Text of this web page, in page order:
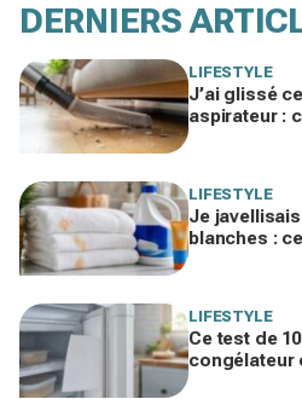
DERNIERS
LIFESTYLE
J’ai glissé
aspirateur :
LIFESTYLE
Je
blanches :
LIFESTYLE
Ce test de
congélateur